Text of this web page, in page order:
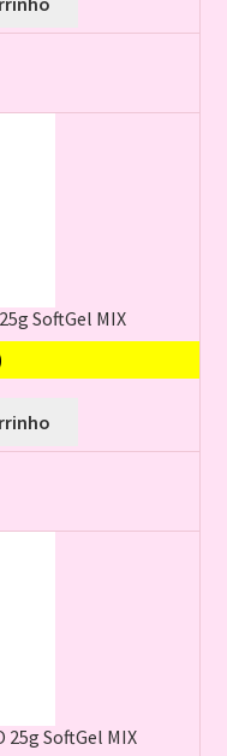
SoftGel MIX
25g SoftGel MIX